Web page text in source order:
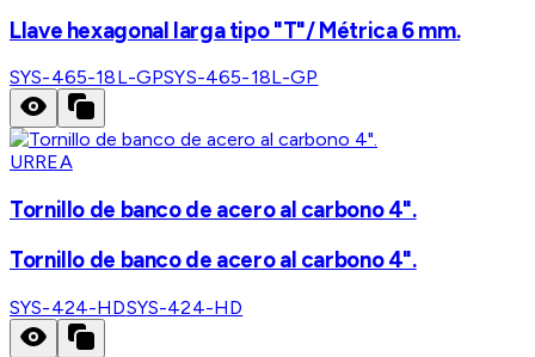
Llave hexagonal larga tipo "T"/ Métrica 6 mm.
SYS-465-18L-GPSYS-465-18L-GP
URREA
Tornillo de banco de acero al carbono 4".
Tornillo de banco de acero al carbono 4".
SYS-424-HDSYS-424-HD